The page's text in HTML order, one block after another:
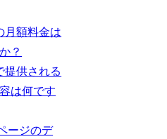
月額料金は
？
提供される
は何です
ージのデ